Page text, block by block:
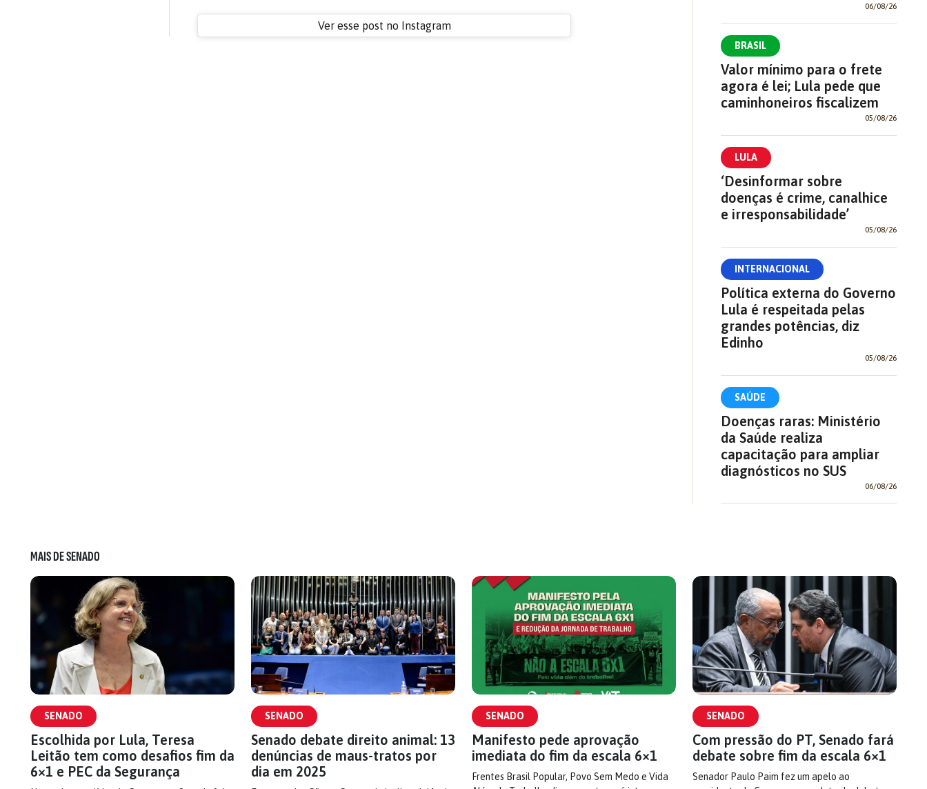
Ver esse post no Instagram
06/08/26
BRASIL
Valor mínimo para o frete
agora é lei; Lula pede que
caminhoneiros fiscalizem
05/08/26
LULA
‘Desinformar sobre
doenças é crime, canalhice
e irresponsabilidade’
05/08/26
INTERNACIONAL
Política externa do Governo
Lula é respeitada pelas
grandes potências, diz
Edinho
05/08/26
SAÚDE
Doenças raras: Ministério
da Saúde realiza
capacitação para ampliar
diagnósticos no SUS
06/08/26
MAIS DE SENADO
SENADO
Escolhida por Lula, Teresa
Leitão tem como desafios fim da
6×1 e PEC da Segurança
SENADO
Senado debate direito animal: 13
denúncias de maus-tratos por
dia em 2025
SENADO
Manifesto pede aprovação
imediata do fim da escala 6×1
Frentes Brasil Popular, Povo Sem Medo e Vida
SENADO
Com pressão do PT, Senado fará
debate sobre fim da escala 6×1
Senador Paulo Paim fez um apelo ao